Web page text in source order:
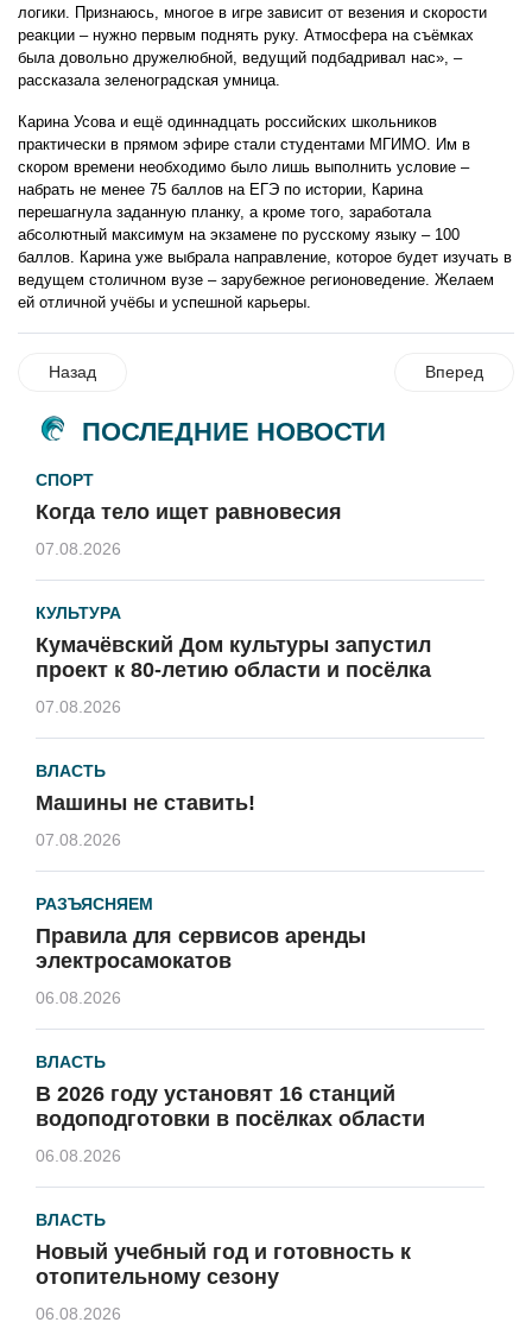
логики. Признаюсь, многое в игре зависит от везения и скорости
реакции – нужно первым поднять руку. Атмосфера на съёмках
была довольно дружелюбной, ведущий подбадривал нас», –
рассказала зеленоградская умница.
Карина Усова и ещё одиннадцать российских школьников
практически в прямом эфире стали студентами МГИМО. Им в
скором времени необходимо было лишь выполнить условие –
набрать не менее 75 баллов на ЕГЭ по истории, Карина
перешагнула заданную планку, а кроме того, заработала
абсолютный максимум на экзамене по русскому языку – 100
баллов. Карина уже выбрала направление, которое будет изучать в
ведущем столичном вузе – зарубежное регионоведение. Желаем
ей отличной учёбы и успешной карьеры.
Назад Вперед
ПОСЛЕДНИЕ НОВОСТИ
СПОРТ
Когда тело ищет равновесия
07.08.2026
КУЛЬТУРА
Кумачёвский Дом культуры запустил
проект к 80-летию области и посёлка
07.08.2026
ВЛАСТЬ
Машины не ставить!
07.08.2026
РАЗЪЯСНЯЕМ
Правила для сервисов аренды
электросамокатов
06.08.2026
ВЛАСТЬ
В 2026 году установят 16 станций
водоподготовки в посёлках области
06.08.2026
ВЛАСТЬ
Новый учебный год и готовность к
отопительному сезону
06.08.2026